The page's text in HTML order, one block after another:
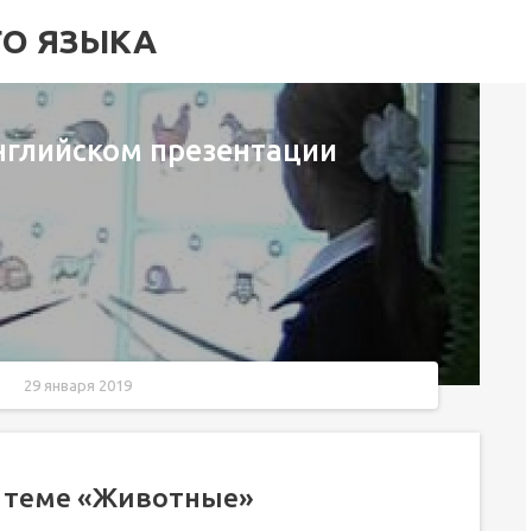
ЯЗЫКА
презентации
29 января 2019
теме «Животные»